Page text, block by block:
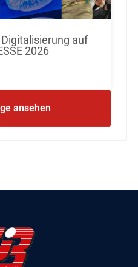
auf
2026
ansehen